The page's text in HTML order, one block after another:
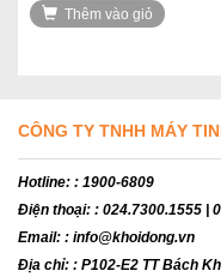
Thêm vào giỏ
CÔNG TY TNHH MÁY
Hotline: : 1900-6809
Điện thoại: : 024.7300.1555 |
Email: : info@khoidong.vn
Địa chỉ: : P102-E2 TT Bách